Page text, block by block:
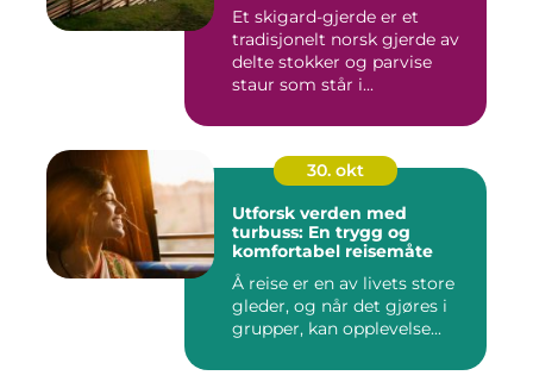
Et skigard-gjerde er et
tradisjonelt norsk gjerde av
delte stokker og parvise
staur som står i...
30. okt
Utforsk verden med
turbuss: En trygg og
komfortabel reisemåte
Å reise er en av livets store
gleder, og når det gjøres i
grupper, kan opplevelse...